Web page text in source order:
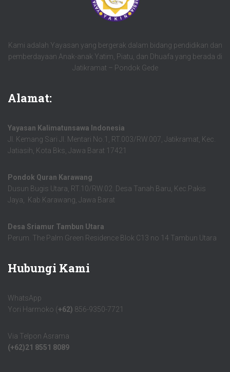
Kami adalah Yayasan yang bergerak dalam bidang pendidikan dan
pemberdayaan Anak-anak Yatim, Piatu, dan Dhuafa yang berada di
Jatikramat – Pondok Gede
Alamat:
Yayasan Kalimatunsawa Indonesia
Jl. Kemang Sari Jl. Mentari No.1, RT.003/RW.007, Jatikramat, Kec.
Jatiasih, Kota Bks, Jawa Barat 17421
Pondok Quran Karawang
Dusun Bugis Utara, RT.10/RW.02. Desa Tanah Baru, Kec.Pakis
Jaya, Kab.Karawang, Jawa Barat
Desa Sriamur Tambun Utara
Perum. The Palm Green Residence Blok C13 no 14 Tambun Utara
Hubungi Kami
WhatsApp
Yori Harmoko (+62) 856-9350-7721
Via Telpon Asrama
(+62)21 8551 8089